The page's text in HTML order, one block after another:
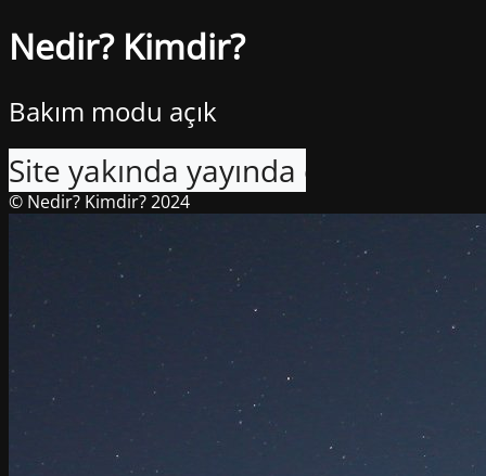
Nedir? Kimdir?
Bakım modu açık
Site yakında yayında olacak.
© Nedir? Kimdir? 2024